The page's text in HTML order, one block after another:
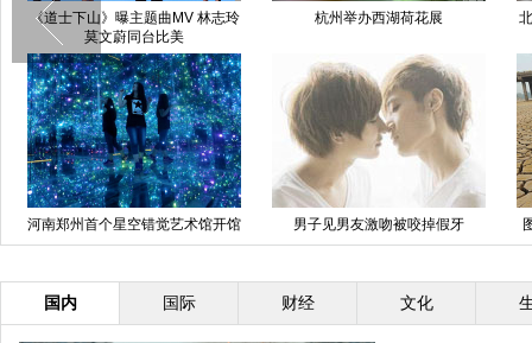
《道士下山》曝主题曲MV 林志玲
莫文蔚同台比美
杭州举办西湖荷花展
河南郑州首个星空错觉艺术馆开馆 男子见男友激吻被咬掉假牙
国内 国际 财经 文化